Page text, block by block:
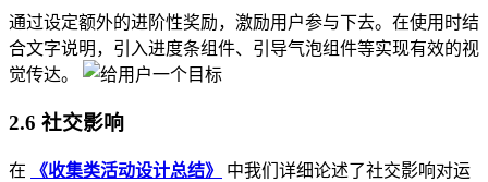
通过设定额外的进阶性奖励，激励用户参与下去。在使用时结
合文字说明，引入进度条组件、引导气泡组件等实现有效的视
觉传达。
2.6 社交影响
在 《收集类活动设计总结》
中我们详细论述了社交影响对运